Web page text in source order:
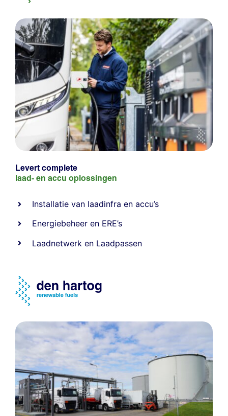
Levert complete
laad- en accu oplossingen
Installatie van laadinfra en accu’s
Energiebeheer en ERE’s
Laadnetwerk en Laadpassen